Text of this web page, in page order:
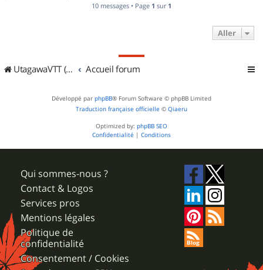
10 messages • Page 1 sur 1
Aller
UtagawaVTT (Randos VTT et VTTAE avec traces GPS) Accueil forum
Développé par phpBB® Forum Software © phpBB Limited
Traduction française officielle © Qiaeru
Optimized by: phpBB SEO
Confidentialité | Conditions
Qui sommes-nous ?
Contact & Logos
Services pros
Mentions légales
Politique de
confidentialité
Consentement / Cookies